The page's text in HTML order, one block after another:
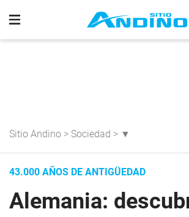
Sitio Andino > Sociedad > ▼
43.000 AÑOS DE ANTIGÜEDAD
Alemania: